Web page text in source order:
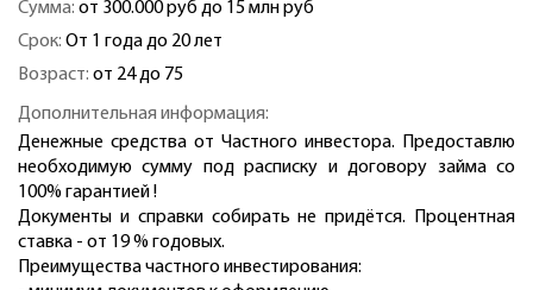
Сумма: от 300.000 руб до 15 млн руб
Срок: От 1 года до 20 лет
Возраст: от 24 до 75
Дополнительная информация:
Денежные средства от Частного инвестора. Предоставлю
необходимую сумму под расписку и договору займа со
100% гарантией !
Документы и справки собирать не придётся. Процентная
ставка - от 19 % годовых.
Преимущества частного инвестирования: